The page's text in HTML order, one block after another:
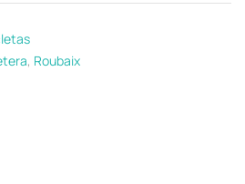
, Roubaix